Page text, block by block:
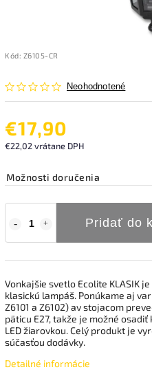
Kód: Z6105-CR
Neohodnotené
€17,90
€22,02 vrátane DPH
Možnosti doručenia
Pridať do
Vonkajšie svetlo Ecolite KLASIK
klasickú lampáš. Ponúkame aj
Z6101 a Z6102) av stojacom
päticu E27, takže je možné
LED žiarovkou. Celý produkt je
súčasťou dodávky.
Detailné informácie